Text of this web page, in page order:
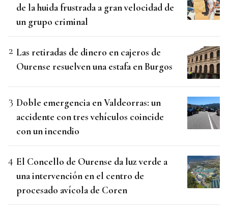
de la huida frustrada a gran velocidad de
un grupo criminal
Las retiradas de dinero en cajeros de
Ourense resuelven una estafa en Burgos
Doble emergencia en Valdeorras: un
accidente con tres vehículos coincide
con un incendio
El Concello de Ourense da luz verde a
una intervención en el centro de
procesado avícola de Coren